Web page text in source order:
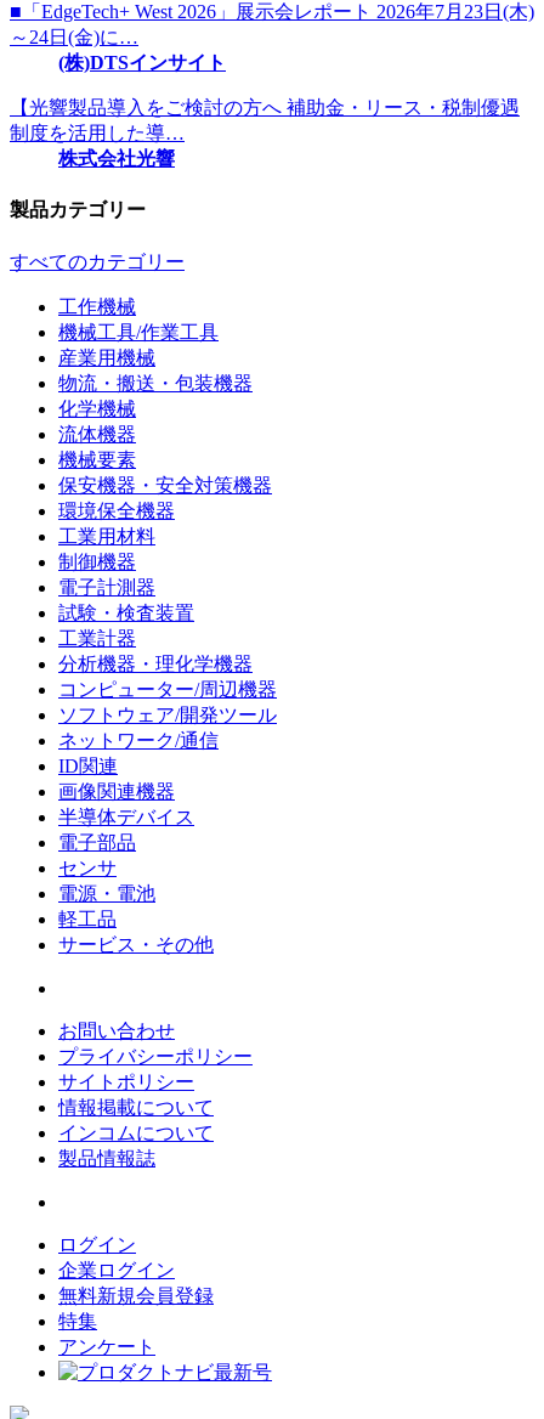
■「EdgeTech+ West 2026」展示会レポート 2026年7月23日(木)
～24日(金)に…
(株)DTSインサイト
【光響製品導入をご検討の方へ 補助金・リース・税制優遇
制度を活用した導…
株式会社光響
製品カテゴリー
すべてのカテゴリー
工作機械
機械工具/作業工具
産業用機械
物流・搬送・包装機器
化学機械
流体機器
機械要素
保安機器・安全対策機器
環境保全機器
工業用材料
制御機器
電子計測器
試験・検査装置
工業計器
分析機器・理化学機器
コンピューター/周辺機器
ソフトウェア/開発ツール
ネットワーク/通信
ID関連
画像関連機器
半導体デバイス
電子部品
センサ
電源・電池
軽工品
サービス・その他
お問い合わせ
プライバシーポリシー
サイトポリシー
情報掲載について
インコムについて
製品情報誌
ログイン
企業ログイン
無料新規会員登録
特集
アンケート